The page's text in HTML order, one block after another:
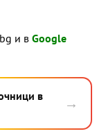
и в Google
в
→